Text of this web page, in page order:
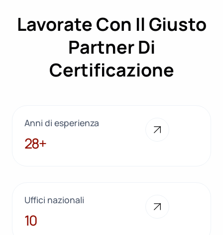
Lavorate Con Il Giusto
Partner Di
Certificazione
Anni di esperienza
28+
28+
Uffici nazionali
10
10